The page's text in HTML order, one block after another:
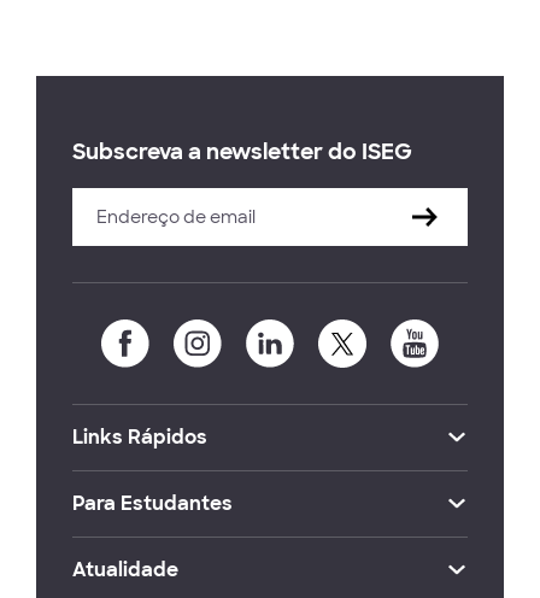
Subscreva a newsletter do ISEG
Links Rápidos
Para Estudantes
Atualidade